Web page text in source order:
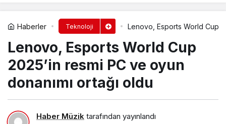
Haberler Teknoloji Lenovo, Esports World Cup
Lenovo, Esports World Cup
2025’in resmi PC ve oyun
donanımı ortağı oldu
Haber Müzik tarafından yayınlandı